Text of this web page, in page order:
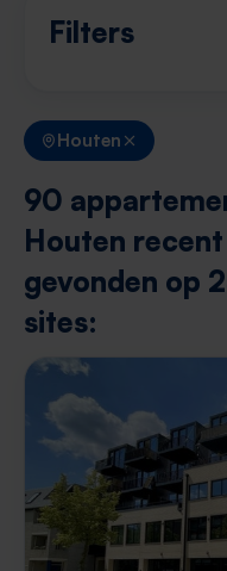
Filters
Houten
90
Houten recent
gevonden op
sites: